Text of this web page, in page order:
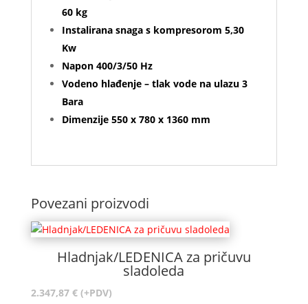
60 kg
Instalirana snaga s kompresorom 5,30
Kw
Napon 400/3/50 Hz
Vodeno hlađenje – tlak vode na ulazu 3
Bara
Dimenzije 550 x 780 x 1360 mm
Povezani proizvodi
Hladnjak/LEDENICA za pričuvu
sladoleda
2.347,87 € (+PDV)